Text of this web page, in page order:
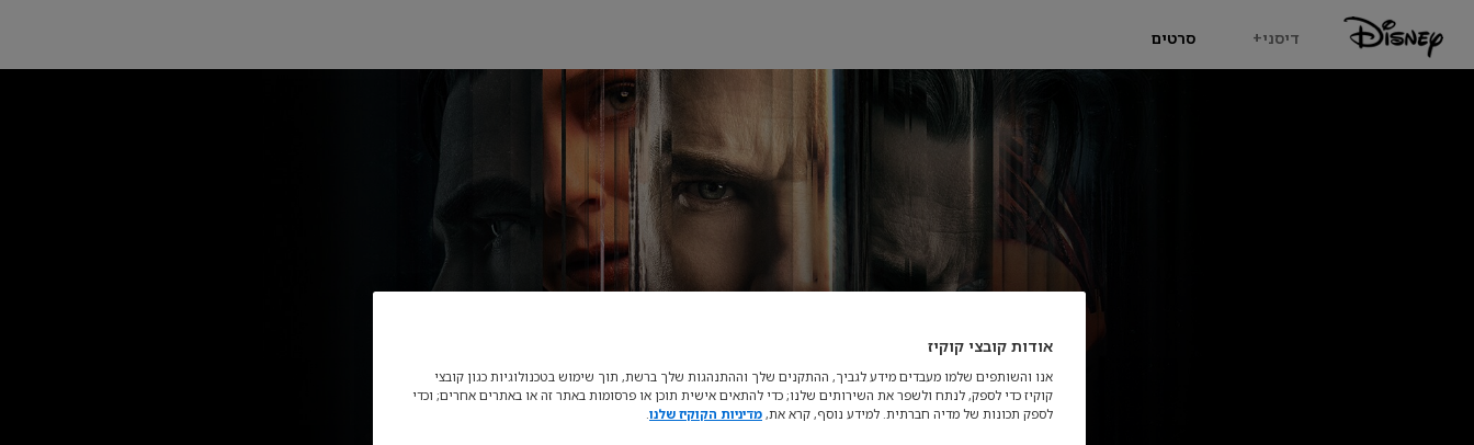
דיסני+ סרטים
אודות קובצי קוקיז
אנו והשותפים שלמו מעבדים מידע לגביך, ההתקנים שלך וההתנהגות שלך ברשת, תוך שימוש בטכנולוגיות כגון קובצי
קוקיז כדי לספק, לנתח ולשפר את השירותים שלנו; כדי להתאים אישית תוכן או פרסומות באתר זה או באתרים אחרים; וכדי
לספק תכונות של מדיה חברתית. למידע נוסף, קרא את, מדיניות הקוקיז שלנו